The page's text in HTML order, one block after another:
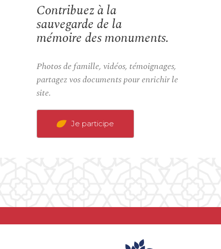
Contribuez à la
sauvegarde de la
mémoire des monuments.
Photos de famille, vidéos, témoignages,
partagez vos documents pour enrichir le
site.
Je participe